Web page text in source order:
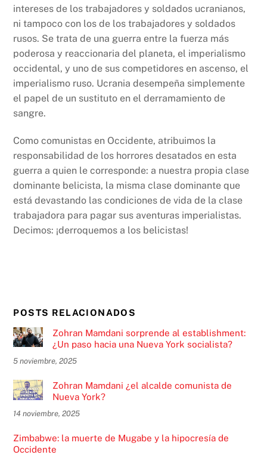
intereses de los trabajadores y soldados ucranianos,
ni tampoco con los de los trabajadores y soldados
rusos. Se trata de una guerra entre la fuerza más
poderosa y reaccionaria del planeta, el imperialismo
occidental, y uno de sus competidores en ascenso, el
imperialismo ruso. Ucrania desempeña simplemente
el papel de un sustituto en el derramamiento de
sangre.
Como comunistas en Occidente, atribuimos la
responsabilidad de los horrores desatados en esta
guerra a quien le corresponde: a nuestra propia clase
dominante belicista, la misma clase dominante que
está devastando las condiciones de vida de la clase
trabajadora para pagar sus aventuras imperialistas.
Decimos: ¡derroquemos a los belicistas!
POSTS RELACIONADOS
Zohran Mamdani sorprende al establishment:
¿Un paso hacia una Nueva York socialista?
5 noviembre, 2025
Zohran Mamdani ¿el alcalde comunista de
Nueva York?
14 noviembre, 2025
Zimbabwe: la muerte de Mugabe y la hipocresía de
Occidente